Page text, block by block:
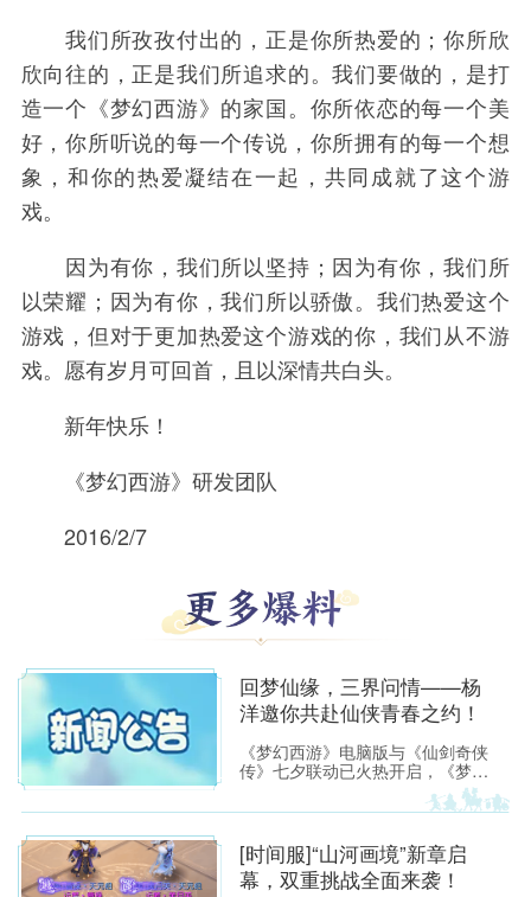
我们所孜孜付出的，正是你所热爱的；你所欣
欣向往的，正是我们所追求的。我们要做的，是打
造一个《梦幻西游》的家国。你所依恋的每一个美
好，你所听说的每一个传说，你所拥有的每一个想
象，和你的热爱凝结在一起，共同成就了这个游
戏。
因为有你，我们所以坚持；因为有你，我们所
以荣耀；因为有你，我们所以骄傲。我们热爱这个
游戏，但对于更加热爱这个游戏的你，我们从不游
戏。愿有岁月可回首，且以深情共白头。
新年快乐！
《梦幻西游》研发团队
2016/2/7
回梦仙缘，三界问情——杨
洋邀你共赴仙侠青春之约！
《梦幻西游》电脑版与《仙剑奇侠
传》七夕联动已火热开启，《梦幻
西游》电脑版代言人杨洋出镜拍摄
的联动主题视频也已在全网同步上
串联起两大IP跨越时光的共同记
忆，精准戳中无数玩家的成长共
鸣。
[时间服]“山河画境”新章启
幕，双重挑战全面来袭！